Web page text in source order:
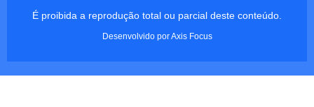
É proibida a reprodução total ou parcial deste conteúdo.
Desenvolvido porAxis Focus